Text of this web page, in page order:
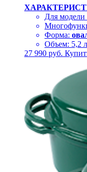
Для модели
Форма:
Объем: 5,2 л
27 990 руб.